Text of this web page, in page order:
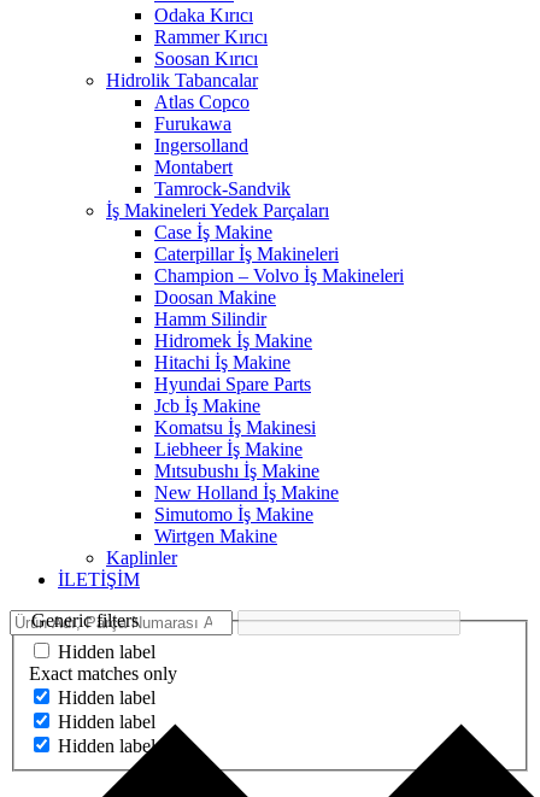
Odaka Kırıcı
Rammer Kırıcı
Soosan Kırıcı
Hidrolik Tabancalar
Atlas Copco
Furukawa
Ingersolland
Montabert
Tamrock-Sandvik
İş Makineleri Yedek Parçaları
Case İş Makine
Caterpillar İş Makineleri
Champion – Volvo İş Makineleri
Doosan Makine
Hamm Silindir
Hidromek İş Makine
Hitachi İş Makine
Hyundai Spare Parts
Jcb İş Makine
Komatsu İş Makinesi
Liebheer İş Makine
Mıtsubushı İş Makine
New Holland İş Makine
Simutomo İş Makine
Wirtgen Makine
Kaplinler
İLETİŞİM
Generic filters
Hidden label
Exact matches only
Hidden label
Hidden label
Hidden label